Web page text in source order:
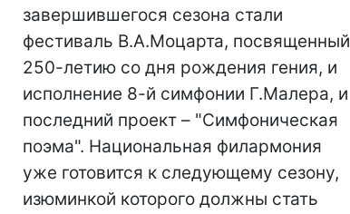
завершившегося сезона стали
фестиваль В.А.Моцарта, посвященный
250-летию со дня рождения гения, и
исполнение 8-й симфонии Г.Малера, и
последний проект – "Симфоническая
поэма". Национальная филармония
уже готовится к следующему сезону,
изюминкой которого должны стать